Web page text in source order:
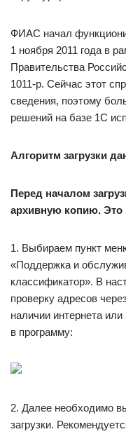
ФИАС начал
1 ноября 2011 года в
Правительства
1011-р. Сейчас этот
сведения, поэтому
решений на базе 1С
Алгоритм загрузки
Перед началом
архивную копию. Это
1. Выбираем пункт
«Поддержка и
классификатор». В
проверку адресов
наличии интернета или
в программу:
2. Далее необходимо
загрузки.